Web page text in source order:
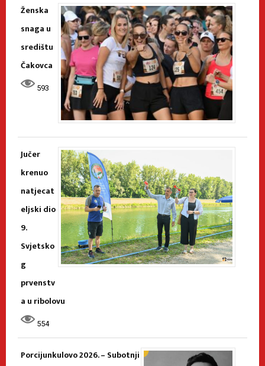
Ženska
snaga u
središtu
Čakovca
593
Jučer
krenuo
natjecat
eljski dio
9.
Svjetsko
g
prvenstv
a u ribolovu
554
Porcijunkulovo 2026. – Subotnji